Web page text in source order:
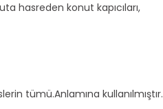
hasreden konut kapıcıları,
tümü.Anlamına kullanılmıştır.